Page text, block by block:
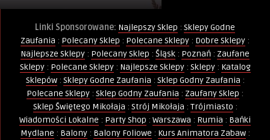
Linki Sponsorowane: Najlepszy Sklep : Sklepy Godne
Zaufania : Polecany Sklep : Polecane Sklepy : Dobre Sklepy :
Najlepsze Sklepy : Polecany Sklep : Śląsk : Poznań : Zaufane
Sklepy: Polecane Sklepy: Najlepsze Sklepy: Sklepy: Katalog
Sklepów: Sklepy Godne Zaufania : Sklep Godny Zaufania :
Polecane Sklepy : Sklep Godny Zaufania : Zaufany Sklep :
Sklep Świętego Mikołaja : Strój Mikołaja : Trójmiasto :
Wiadomości Lokalne : Party Shop : Warszawa : Rumia : Bańki
Mydlane : Balony: Balony Foliowe : Kurs Animatora Zabaw: